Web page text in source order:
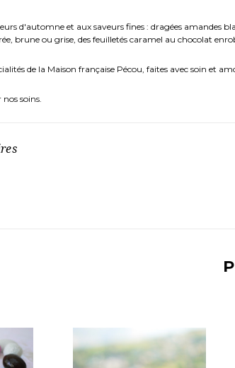
d'automne et aux saveurs fines : dragées amandes
brune ou grise, des feuilletés caramel au chocolat
de la Maison française Pécou, faites avec soin et
soins.